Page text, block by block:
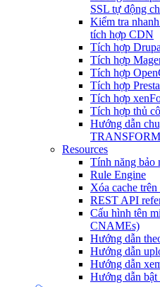
SSL tự động
Kiểm tra
tích hợp CDN
Tích hợp
Tích hợp
Tích hợp
Tích hợp
Tích hợp
Tích hợp thủ
Hướng dẫn
Resources
Tính năng bảo
Rule Engine
Xóa cache
REST API
Cấu hình tên
CNAMEs)
Hướng dẫn
Hướng dẫn
Hướng dẫn
Hướng dẫn